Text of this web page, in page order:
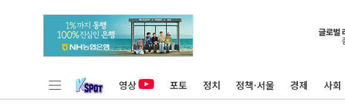
영상 포토 정치 정책·서울 경제 사회
동
中
인제